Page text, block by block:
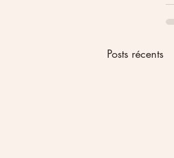
Posts récents